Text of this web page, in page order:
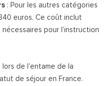
: Pour les autres catégories
euros. Ce coût inclut
pour l’instruction
de l’entame de la
de séjour en France.